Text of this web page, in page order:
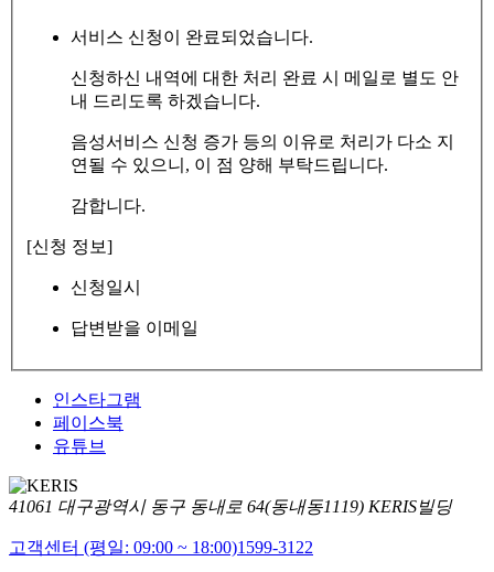
서비스 신청이 완료되었습니다.
신청하신 내역에 대한 처리 완료 시 메일로 별도 안
내 드리도록 하겠습니다.
음성서비스 신청 증가 등의 이유로 처리가 다소 지
연될 수 있으니, 이 점 양해 부탁드립니다.
감합니다.
[신청 정보]
신청일시
답변받을 이메일
인스타그램
페이스북
유튜브
41061 대구광역시 동구 동내로 64(동내동1119) KERIS빌딩
고객센터 (평일: 09:00 ~ 18:00)1599-3122